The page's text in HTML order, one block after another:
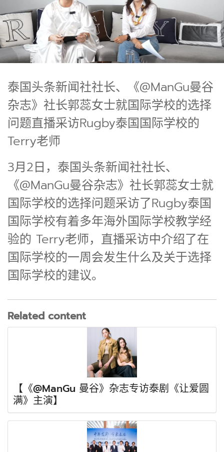
泰国头条新闻社社长、《@ManGu曼谷
杂志》社长郭蕊女士就国际学校的选择
问题直播采访Rugby泰国国际学校的
Terry老师
3月2日，泰国头条新闻社社长、
《@ManGu曼谷杂志》社长郭蕊女士就
国际学校的选择问题采访了Rugby泰国
国际学校有着多年海外国际学校教学经
验的 Terry老师，直播采访中介绍了在
国际学校的一周会发生什么及关于选择
国际学校的建议。
Related content
【《@ManGu 曼谷》杂志专访泰剧《让爱圆
满》主演】